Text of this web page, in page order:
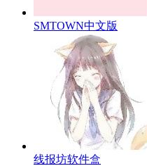
SMTOWN中文版
线报坊软件盒